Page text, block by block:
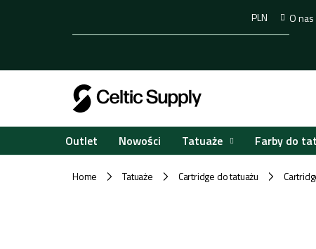
O nas
PLN
Outlet Nowości Tatuaże Farby do
Home / Tatuaże / Cartridge do tatuażu /